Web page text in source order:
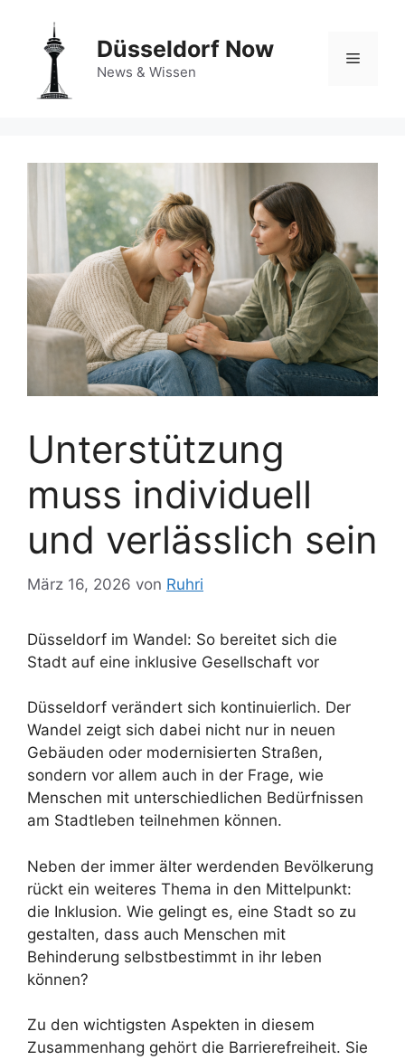
springen
Düsseldorf Now
News & Wissen
Menü
Unterstützung
muss individuell
und verlässlich sein
März 16, 2026 von Ruhri
Düsseldorf im Wandel: So bereitet sich die
Stadt auf eine inklusive Gesellschaft vor
Düsseldorf verändert sich kontinuierlich. Der
Wandel zeigt sich dabei nicht nur in neuen
Gebäuden oder modernisierten Straßen,
sondern vor allem auch in der Frage, wie
Menschen mit unterschiedlichen Bedürfnissen
am Stadtleben teilnehmen können.
Neben der immer älter werdenden Bevölkerung
rückt ein weiteres Thema in den Mittelpunkt:
die Inklusion. Wie gelingt es, eine Stadt so zu
gestalten, dass auch Menschen mit
Behinderung selbstbestimmt in ihr leben
können?
Zu den wichtigsten Aspekten in diesem
Zusammenhang gehört die Barrierefreiheit. Sie